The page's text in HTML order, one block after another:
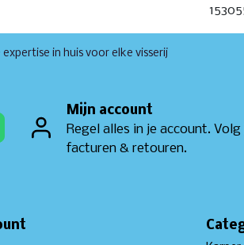
in huis voor elke visserij
Mijn account
Regel alles in je account.
facturen & retouren.